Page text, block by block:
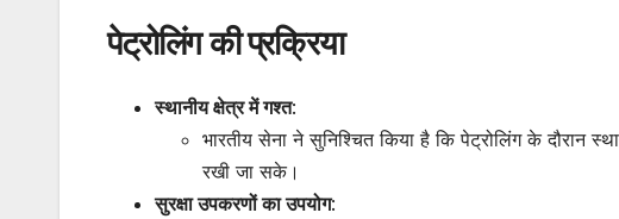
पेट्रोलिंग की प्रक्रिया
स्थानीय क्षेत्र में गश्त:
भारतीय सेना ने सुनिश्चित किया है कि पेट्रोलिंग के दौरान
रखी जा सके।
सुरक्षा उपकरणों का उपयोग: